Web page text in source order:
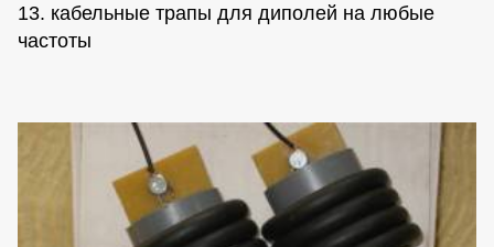
13. кабельные трапы для диполей на любые
частоты